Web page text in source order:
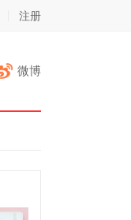
注册
微博